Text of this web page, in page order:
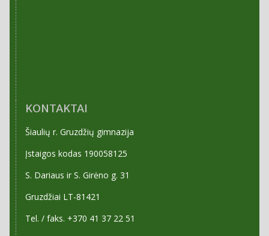
KONTAKTAI
Šiaulių r. Gruzdžių gimnazija
Įstaigos kodas 190058125
S. Dariaus ir S. Girėno g. 31
Gruzdžiai LT-81421
Tel. / faks. +370 41 37 22 51